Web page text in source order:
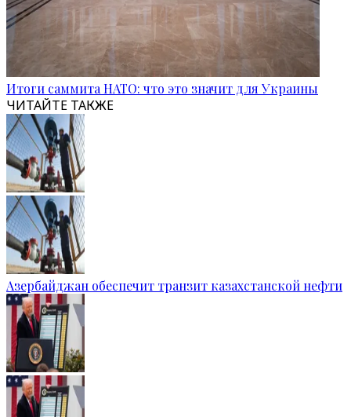
Итоги саммита НАТО: что это значит для Украины
ЧИТАЙТЕ ТАКЖЕ
Азербайджан обеспечит транзит казахстанской нефти